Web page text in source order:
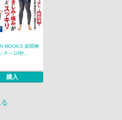
MOOKS 新聞棒
チ～10秒...
購入